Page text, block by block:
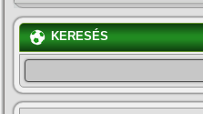
KERESÉS